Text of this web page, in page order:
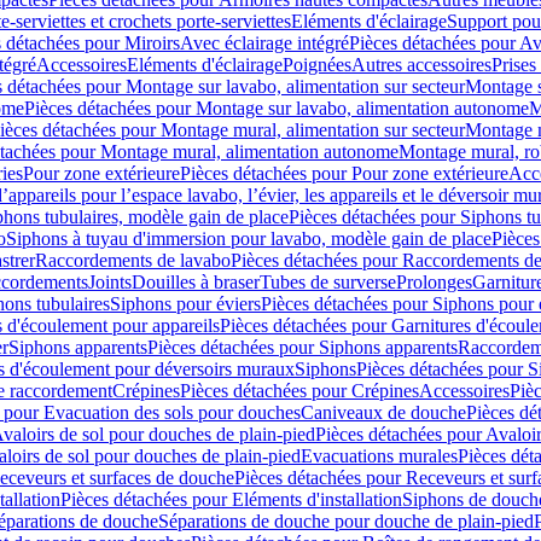
serviettes et crochets porte-serviettesEléments d'éclairageSupport
détachées pour MiroirsAvec éclairage intégréPièces détachées pour
AccessoiresEléments d'éclairagePoignéesAutres accessoires
détachées pour Montage sur lavabo, alimentation sur secteurMontage
Pièces détachées pour Montage sur lavabo, alimentation autonome
détachées pour Montage mural, alimentation sur secteurMontage
pour Montage mural, alimentation autonomeMontage mural,
Pour zone extérieurePièces détachées pour Pour zone extérieure
pour l’espace lavabo, l’évier, les appareils et le déversoir
tubulaires, modèle gain de placePièces détachées pour Siphons
Siphons à tuyau d'immersion pour lavabo, modèle gain de place
Raccordements de lavaboPièces détachées pour Raccordements
JointsDouilles à braserTubes de surverseProlonges
tubulairesSiphons pour éviersPièces détachées pour Siphons pour
d'écoulement pour appareilsPièces détachées pour Garnitures
Siphons apparentsPièces détachées pour Siphons apparents
d'écoulement pour déversoirs murauxSiphonsPièces détachées pour
raccordementCrépinesPièces détachées pour CrépinesAccessoires
pour Evacuation des sols pour douchesCaniveaux de douchePièces
de sol pour douches de plain-piedPièces détachées pour
de sol pour douches de plain-piedEvacuations muralesPièces
et surfaces de douchePièces détachées pour Receveurs et
Pièces détachées pour Eléments d'installationSiphons de
de doucheSéparations de douche pour douche de plain-pied